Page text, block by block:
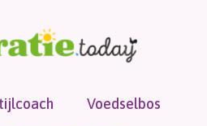
Voedselbos